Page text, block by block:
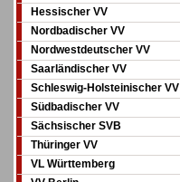
Hessischer VV
Nordbadischer VV
Nordwestdeutscher VV
Saarländischer VV
Schleswig-Holsteinischer VV
Südbadischer VV
Sächsischer SVB
Thüringer VV
VL Württemberg